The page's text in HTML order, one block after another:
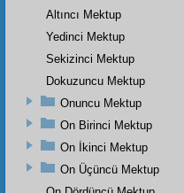
Altıncı Mektup
Yedinci Mektup
Sekizinci Mektup
Dokuzuncu Mektup
Onuncu Mektup
On Birinci Mektup
On İkinci Mektup
On Üçüncü Mektup